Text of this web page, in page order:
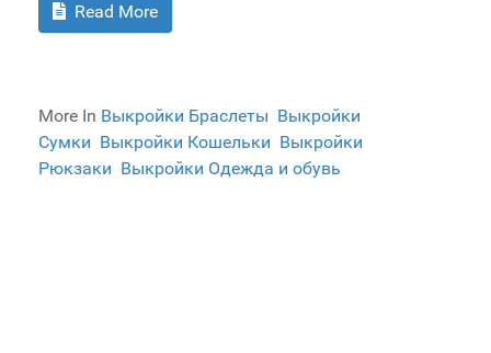
Read More
More In Выкройки Браслеты Выкройки
Сумки Выкройки Кошельки Выкройки
Рюкзаки Выкройки Одежда и обувь